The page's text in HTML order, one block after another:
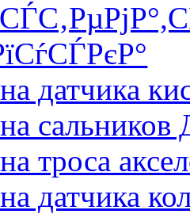
датчика
сальников
троса
датчика